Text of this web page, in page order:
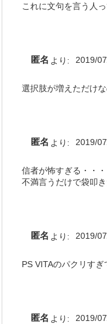
これに文句を言う人
匿名 より: 2019/
選択肢が増えただけ
匿名 より: 2019/
信者が怖すぎる・・・
不満言うだけで袋叩き
匿名 より: 2019/
PS VITAのパクリす
匿名 より: 2019/